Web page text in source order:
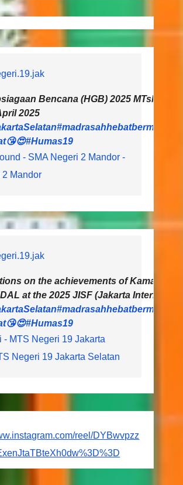
Bencana (HGB) 2025 MTsN 19
2025
#Humas19
- SMA Negeri 2 Mandor -
2 Mandor
on the achievements of Kamal and
at the 2025 JISF (Jakarta
#Humas19
MTS Negeri 19 Jakarta
Negeri 19 Jakarta Selatan
reel/DYBwvpzz